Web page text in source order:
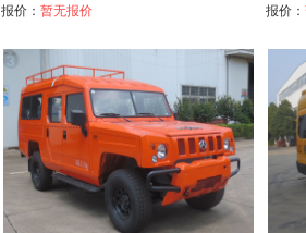
报价： 暂无报价 报价：